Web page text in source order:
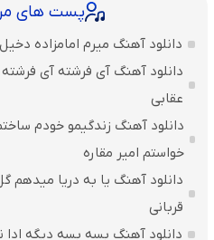
پست های
دانلود آهنگ میرم امامزاده
دانلود آهنگ آی فرشته آی
عقابی
دانلود آهنگ زندگیمو خودم
خواستم امیر مقاره
دانلود آهنگ یا به دریا میدهم
قربانی
دانلود آهنگ بسه بسه دیگه ادا